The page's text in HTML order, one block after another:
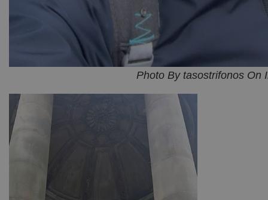
Photo By tasostrifonos On